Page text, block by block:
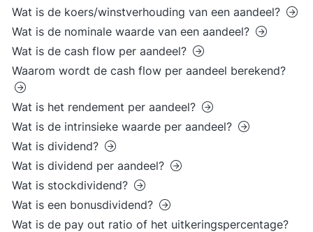
Wat is de koers/winstverhouding van een aandeel?
Wat is de nominale waarde van een aandeel?
Wat is de cash flow per aandeel?
Waarom wordt de cash flow per aandeel berekend?
Wat is het rendement per aandeel?
Wat is de intrinsieke waarde per aandeel?
Wat is dividend?
Wat is dividend per aandeel?
Wat is stockdividend?
Wat is een bonusdividend?
Wat is de pay out ratio of het uitkeringspercentage?